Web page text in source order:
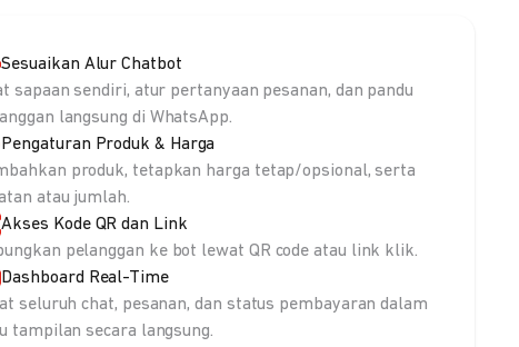
Sesuaikan Alur Chatbot
sapaan sendiri, atur pertanyaan pesanan, dan pandu
langsung di WhatsApp.
Pengaturan Produk & Harga
produk, tetapkan harga tetap/opsional, serta
atau jumlah.
Akses Kode QR dan Link
pelanggan ke bot lewat QR code atau link klik.
Dashboard Real-Time
seluruh chat, pesanan, dan status pembayaran dalam
tampilan secara langsung.